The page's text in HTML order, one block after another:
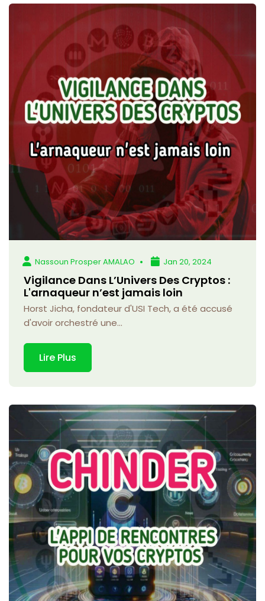
Nassoun Prosper AMALAO Jan 20, 2024
Vigilance Dans L’Univers Des Cryptos :
L'arnaqueur n’est jamais loin
Horst Jicha, fondateur d'USI Tech, a été accusé
d'avoir orchestré une...
Lire Plus